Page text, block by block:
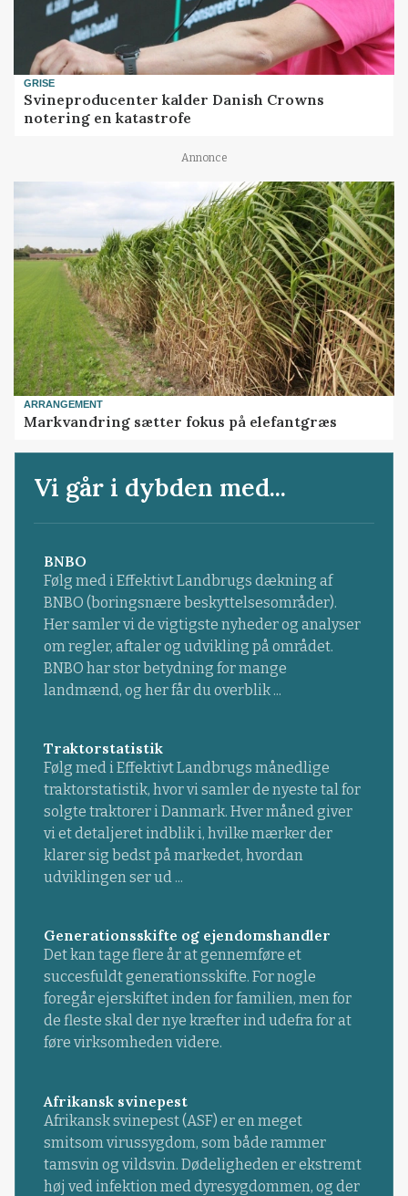
GRISE
Svineproducenter kalder Danish Crowns
notering en katastrofe
Annonce
ARRANGEMENT
Markvandring sætter fokus på elefantgræs
Vi går i dybden med...
BNBO
Følg med i Effektivt Landbrugs dækning af
BNBO (boringsnære beskyttelsesområder).
Her samler vi de vigtigste nyheder og analyser
om regler, aftaler og udvikling på området.
BNBO har stor betydning for mange
landmænd, og her får du overblik ...
Traktorstatistik
Følg med i Effektivt Landbrugs månedlige
traktorstatistik, hvor vi samler de nyeste tal for
solgte traktorer i Danmark. Hver måned giver
vi et detaljeret indblik i, hvilke mærker der
klarer sig bedst på markedet, hvordan
udviklingen ser ud ...
Generationsskifte og ejendomshandler
Det kan tage flere år at gennemføre et
succesfuldt generationsskifte. For nogle
foregår ejerskiftet inden for familien, men for
de fleste skal der nye kræfter ind udefra for at
føre virksomheden videre.
Afrikansk svinepest
Afrikansk svinepest (ASF) er en meget
smitsom virussygdom, som både rammer
tamsvin og vildsvin. Dødeligheden er ekstremt
høj ved infektion med dyresygdommen, og der